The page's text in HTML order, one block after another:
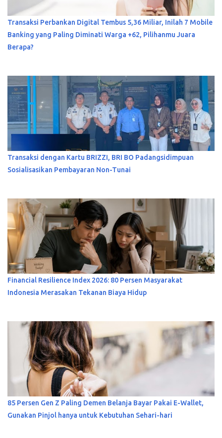
Transaksi Perbankan Digital Tembus 5,36 Miliar, Inilah 7 Mobile
Banking yang Paling Diminati Warga +62, Pilihanmu Juara
Berapa?
Transaksi dengan Kartu BRIZZI, BRI BO Padangsidimpuan
Sosialisasikan Pembayaran Non-Tunai
Financial Resilience Index 2026: 80 Persen Masyarakat
Indonesia Merasakan Tekanan Biaya Hidup
85 Persen Gen Z Paling Demen Belanja Bayar Pakai E-Wallet,
Gunakan Pinjol hanya untuk Kebutuhan Sehari-hari